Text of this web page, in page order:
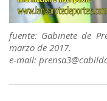
fuente: Gabinete de
marzo de 2017.
e-mail: